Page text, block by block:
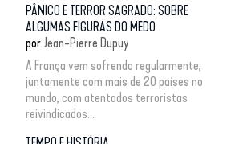
PÂNICO E TERROR SAGRADO: SOBRE
ALGUMAS FIGURAS DO MEDO
por Jean-Pierre Dupuy
A França vem sofrendo regularmente,
juntamente com mais de 20 países no
mundo, com atentados terroristas
reivindicados...